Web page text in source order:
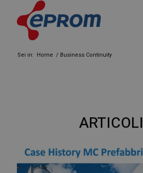
Sei in: Home / Business Continuity
ARTICOLI